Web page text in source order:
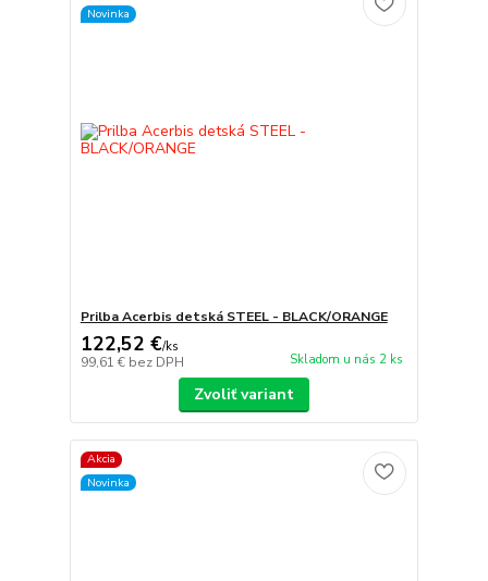
Novinka
Prilba Acerbis detská STEEL - BLACK/ORANGE
122,52 €/ks
99,61 € bez DPH Skladom u nás 2 ks
Zvoliť variant
Akcia
Novinka